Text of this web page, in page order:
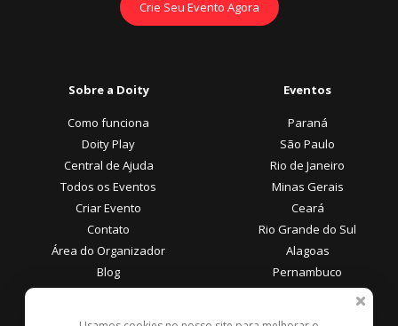
Crie Seu Evento Agora
Sobre a Doity
Como funciona
Doity Play
Central de Ajuda
Todos os Eventos
Criar Evento
Contato
Área do Organizador
Blog
Eventos
Paraná
São Paulo
Rio de Janeiro
Minas Gerais
Ceará
Rio Grande do Sul
Alagoas
Pernambuco
Área do Participante Formas de Pagamento